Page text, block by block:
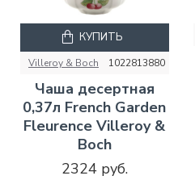
Villeroy & Boch 1022813880
Чаша десертная
0,37л French Garden
Fleurence Villeroy &
Boch
2324 руб.
КУПИТЬ